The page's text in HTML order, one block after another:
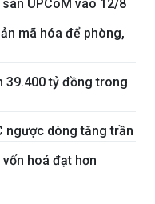
UPCoM vào 12/8
mã hóa để phòng,
39.400 tỷ đồng trong
ngược dòng tăng trần
hoá đạt hơn